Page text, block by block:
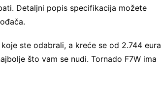
Detaljni popis specifikacija možete
ste odabrali, a kreće se od 2.744 eura
što vam se nudi. Tornado F7W ima